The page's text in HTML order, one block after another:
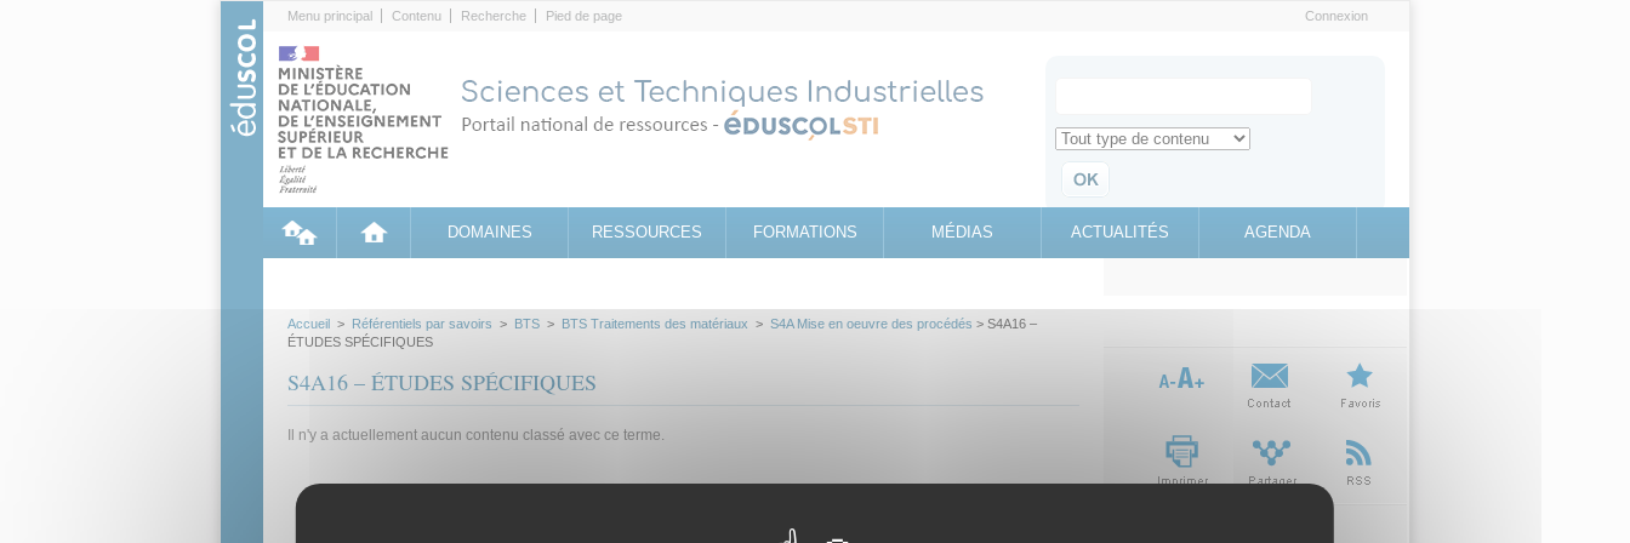
Menu principal Contenu Recherche Pied de page Connexion
Search for
Retrouvez toute l'information sur le site education.gouv.fr
DOMAINES RESSOURCES FORMATIONS MÉDIAS ACTUALITÉS AGENDA
Accueil > Référentiels par savoirs > BTS > BTS Traitements des matériaux > S4A Mise en oeuvre des procédés > S4A16 –
ÉTUDES SPÉCIFIQUES
S4A16 – ÉTUDES SPÉCIFIQUES
Il n'y a actuellement aucun contenu classé avec ce terme.